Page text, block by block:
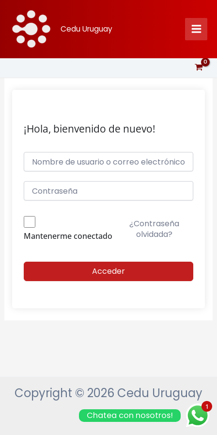
contenido
Cedu Uruguay
¡Hola, bienvenido de nuevo!
Mantenerme conectado
¿Contraseña
olvidada?
Acceder
Copyright © 2026 Cedu Uruguay
1
Chatea con nosotros!